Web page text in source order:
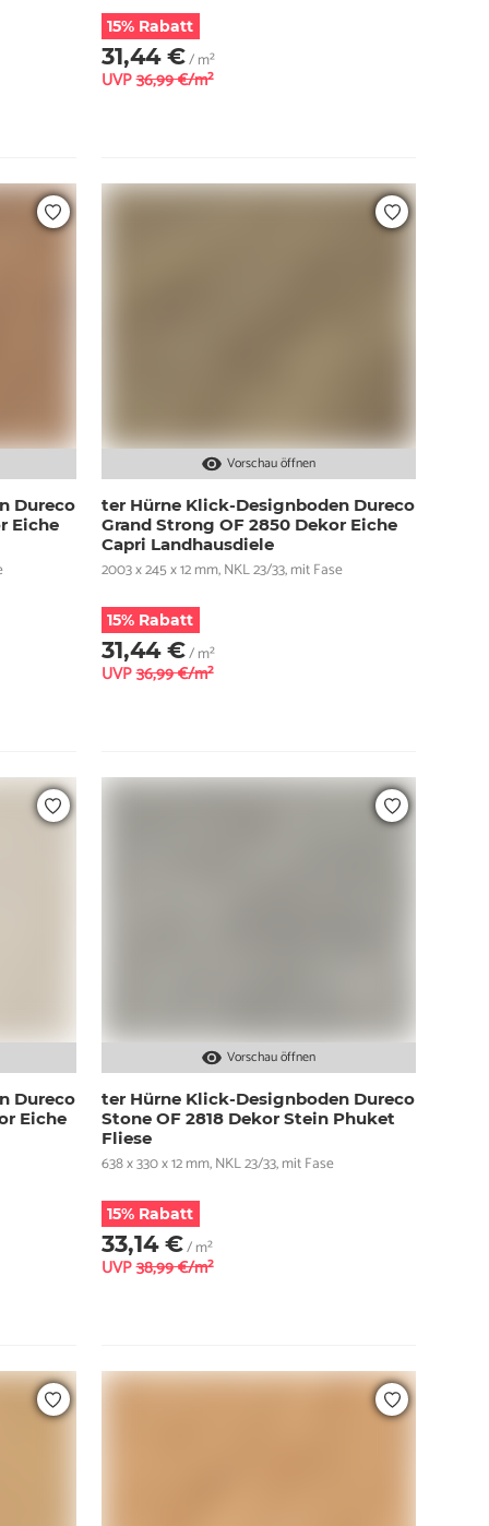
15% Rabatt
31,44 €/ m²
UVP 36,99 €/m²
Dureco
Eiche
Vorschau öffnen
ter Hürne Klick-Designboden Dureco
Grand Strong OF 2850 Dekor Eiche
Capri Landhausdiele
2003 x 245 x 12 mm, NKL 23/33, mit Fase
15% Rabatt
31,44 €/ m²
UVP 36,99 €/m²
Dureco
Eiche
Vorschau öffnen
ter Hürne Klick-Designboden Dureco
Stone OF 2818 Dekor Stein Phuket
Fliese
638 x 330 x 12 mm, NKL 23/33, mit Fase
15% Rabatt
33,14 €/ m²
UVP 38,99 €/m²